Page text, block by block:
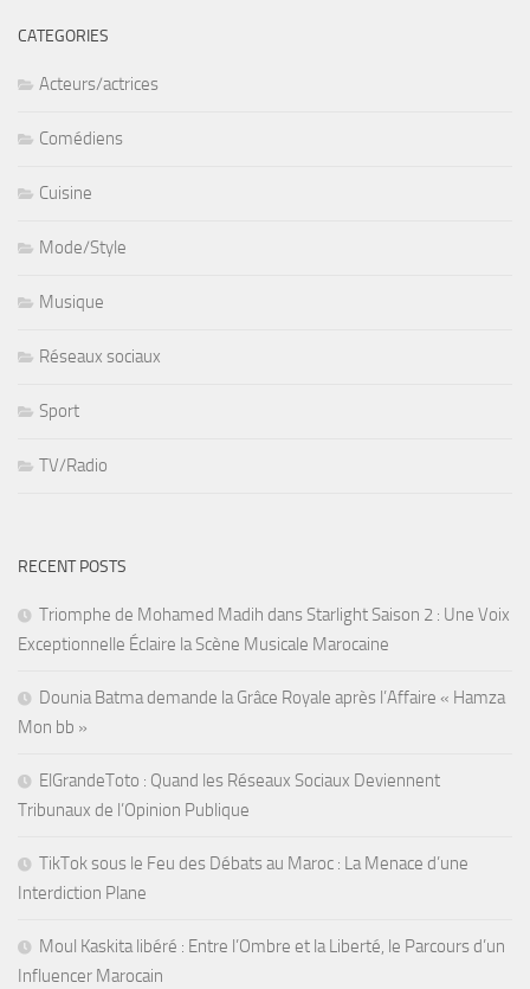
CATEGORIES
Acteurs/actrices
Comédiens
Cuisine
Mode/Style
Musique
Réseaux sociaux
Sport
TV/Radio
RECENT POSTS
Triomphe de Mohamed Madih dans Starlight Saison 2 : Une Voix
Exceptionnelle Éclaire la Scène Musicale Marocaine
Dounia Batma demande la Grâce Royale après l’Affaire « Hamza
Mon bb »
ElGrandeToto : Quand les Réseaux Sociaux Deviennent
Tribunaux de l’Opinion Publique
TikTok sous le Feu des Débats au Maroc : La Menace d’une
Interdiction Plane
Moul Kaskita libéré : Entre l’Ombre et la Liberté, le Parcours d’un
Influencer Marocain